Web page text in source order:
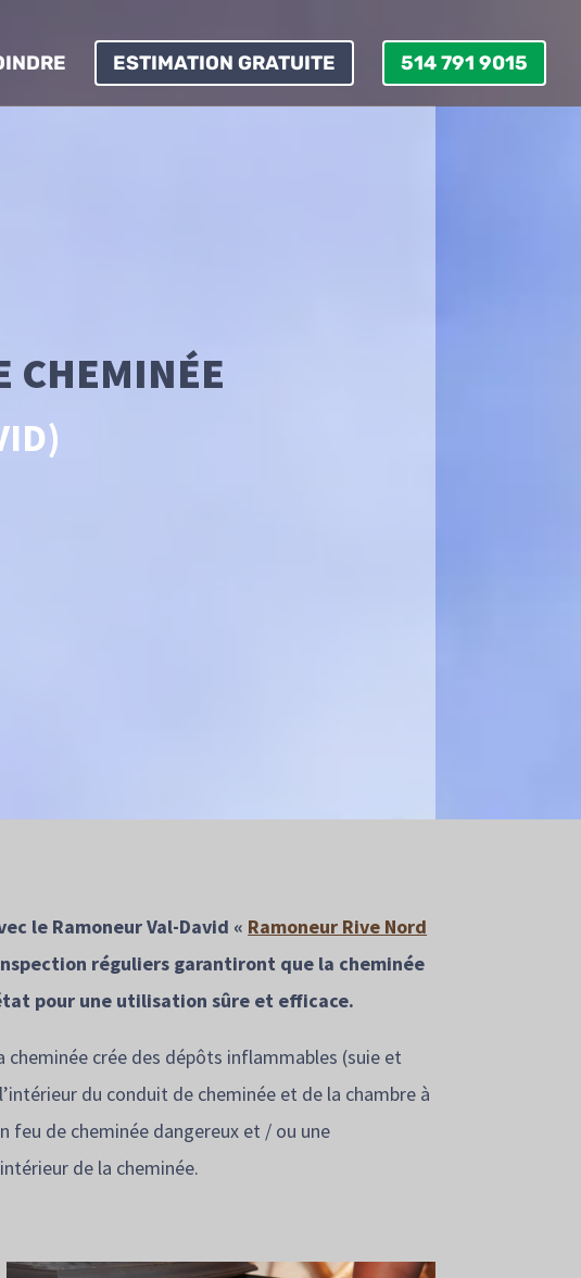
ESTIMATION GRATUITE 514 791 9015
CHEMINÉE
le Ramoneur Val-David « Ramoneur Rive Nord
réguliers garantiront que la cheminée
pour une utilisation sûre et efficace.
cheminée crée des dépôts inflammables (suie et
du conduit de cheminée et de la chambre à
feu de cheminée dangereux et / ou une
de la cheminée.